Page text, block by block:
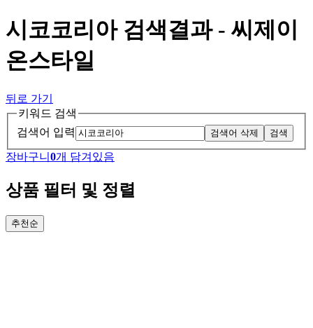
시코코리아 검색결과 - 씨제이
온스타일
뒤로 가기
키워드 검색
검색어 입력
검색어 삭제 검색
장바구니 0개 담겨있음
상품 필터 및 정렬
추천순